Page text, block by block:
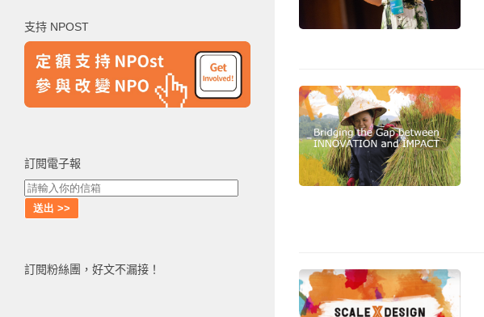
字:
支持 NPOST
訂閱電子報
訂閱粉絲團，好文不漏接！